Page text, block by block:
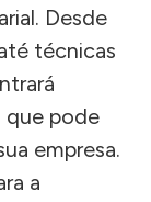
Desde
técnicas
que pode
empresa.
a